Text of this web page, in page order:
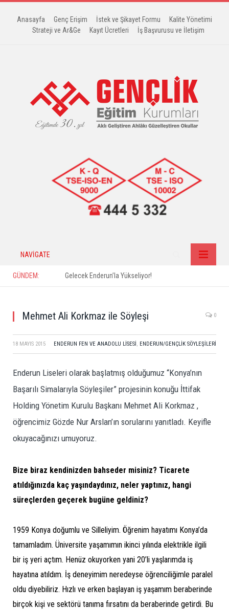
Anasayfa Genç Erişim İstek ve Şikayet Formu
Kalite Yönetimi
Strateji ve Ar&Ge
Kayıt Ücretleri İş Başvurusu ve İletişim
NAVIGATE
GÜNDEM: Gelecek Enderun’la Yükseliyor!
Mehmet Ali Korkmaz ile Söyleşi 0
18 MAYIS 2015 ENDERUN FEN VE ANADOLU LISESI, ENDERUN/GENÇLIK SÖYLEŞILERI
Enderun Liseleri olarak başlatmış olduğumuz “Konya’nın
Başarılı Simalarıyla Söyleşiler” projesinin konuğu İttifak
Holding Yönetim Kurulu Başkanı Mehmet Ali Korkmaz ,
öğrencimiz Gözde Nur Arslan’ın sorularını yanıtladı. Keyifle
okuyacağınızı umuyoruz.
Bize biraz kendinizden bahseder misiniz? Ticarete
atıldığınızda kaç yaşındaydınız, neler yaptınız, hangi
süreçlerden geçerek bugüne geldiniz?
1959 Konya doğumlu ve Silleliyim. Öğrenim hayatımı Konya’da
tamamladım. Üniversite yaşamımın ikinci yılında elektrikle ilgili
bir iş yeri açtım. Henüz okuyorken yani 20’li yaşlarımda iş
hayatına atıldım. İş deneyimim neredeyse öğrenciliğimle paralel
oldu diyebiliriz. Hızlı ve erken başlayan iş yaşamım beraberinde
birçok kişi ve sektörü tanıma fırsatını da beraberinde getirdi. Bu